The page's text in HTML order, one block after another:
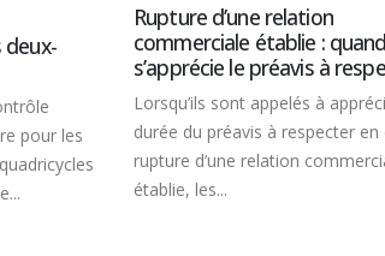
?
la
en cas de
Cyberattaques : vous devrez
porter plainte pour pouvoir
indemnisé
À compter du 25 avril prochain,
lorsqu’une entreprise sera
cyberattaque, elle devra
plainte dans les 72 heures pour